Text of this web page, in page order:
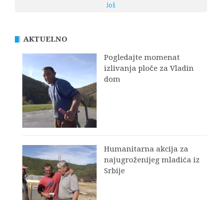
Još
AKTUELNO
Pogledajte momenat
izlivanja ploče za Vladin
dom
Humanitarna akcija za
najugroženijeg mladića iz
Srbije